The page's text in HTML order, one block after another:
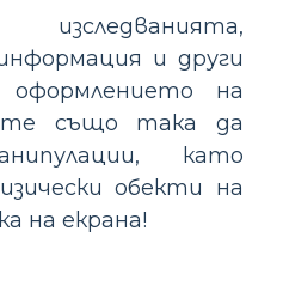
изследванията,
и други
на
също така да
като
обекти на
на екрана!